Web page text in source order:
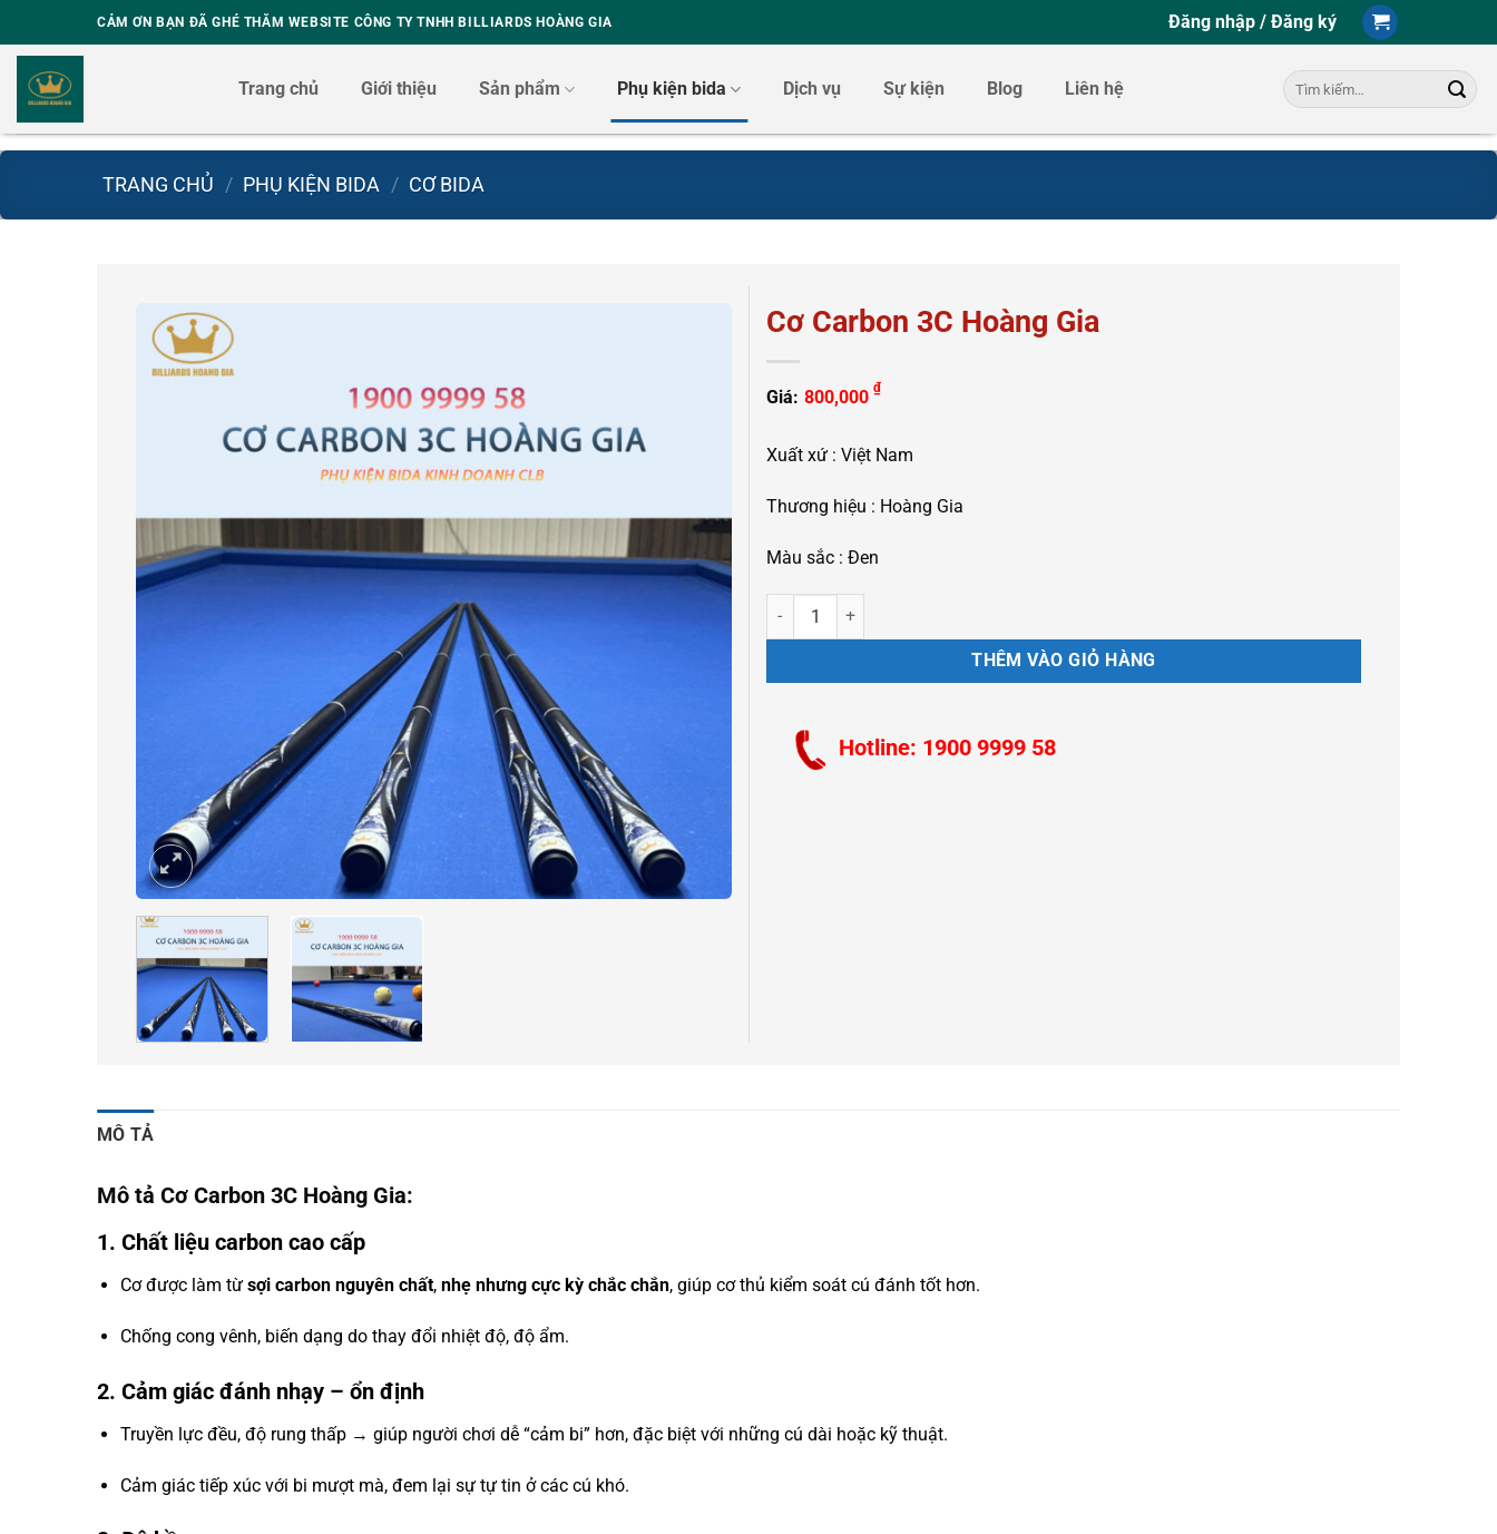
to
content
CẢM ƠN BẠN ĐÃ GHÉ THĂM WEBSITE CÔNG TY TNHH BILLIARDS HOÀNG GIA Đăng nhập / Đăng ký
Trang chủ Giới thiệu Sản phẩm Phụ kiện bida Dịch vụ Sự kiện Blog Liên hệ
Tìm
kiếm:
TRANG CHỦ / PHỤ KIỆN BIDA / CƠ BIDA
Cơ Carbon 3C Hoàng Gia
Giá: 800,000 ₫
Xuất xứ : Việt Nam
Thương hiệu : Hoàng Gia
Màu sắc : Đen
Cơ Carbon 3C Hoàng Gia số lượng
THÊM VÀO GIỎ HÀNG
Hotline: 1900 9999 58
MÔ TẢ
Mô tả Cơ Carbon 3C Hoàng Gia:
1. Chất liệu carbon cao cấp
Cơ được làm từ sợi carbon nguyên chất, nhẹ nhưng cực kỳ chắc chắn, giúp cơ thủ kiểm soát cú đánh tốt hơn.
Chống cong vênh, biến dạng do thay đổi nhiệt độ, độ ẩm.
2. Cảm giác đánh nhạy – ổn định
Truyền lực đều, độ rung thấp → giúp người chơi dễ “cảm bi” hơn, đặc biệt với những cú dài hoặc kỹ thuật.
Cảm giác tiếp xúc với bi mượt mà, đem lại sự tự tin ở các cú khó.